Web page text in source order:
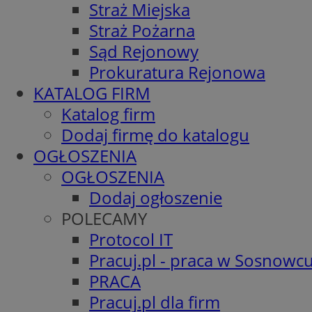
Straż Miejska
Straż Pożarna
Sąd Rejonowy
Prokuratura Rejonowa
KATALOG FIRM
Katalog firm
Dodaj firmę do katalogu
OGŁOSZENIA
OGŁOSZENIA
Dodaj ogłoszenie
POLECAMY
Protocol IT
Pracuj.pl - praca w
PRACA
Pracuj.pl dla firm